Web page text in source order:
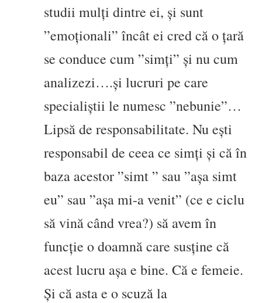
studii mulți dintre ei, și sunt
”emoționali” încât ei cred că o țară
se conduce cum ”simți” și nu cum
analizezi….și lucruri pe care
specialiștii le numesc ”nebunie”…
Lipsă de responsabilitate. Nu ești
responsabil de ceea ce simți și că în
baza acestor ”simt ” sau ”așa simt
eu” sau ”așa mi-a venit” (ce e ciclu
să vină când vrea?) să avem în
funcție o doamnă care susține că
acest lucru așa e bine. Că e femeie.
Și că asta e o scuză la